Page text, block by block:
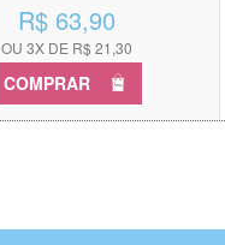
R$ 63,90
OU 3X DE R$ 21,30
COMPRAR